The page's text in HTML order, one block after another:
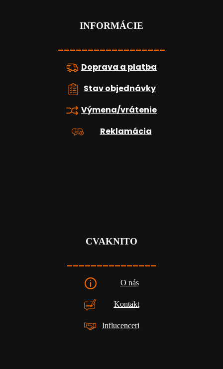
INFORMÁCIE
__________________
Doprava a platba
Stav objednávky
Výmena/vrátenie
Reklamácia
CVAKNITO
_______________
O nás
Kontakt
Influcenceri